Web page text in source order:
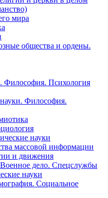
мира
общества и ордены.
Философия. Психология
Философия.
науки
массовой информации
и движения
дело. Спецслужбы
науки
Социальное